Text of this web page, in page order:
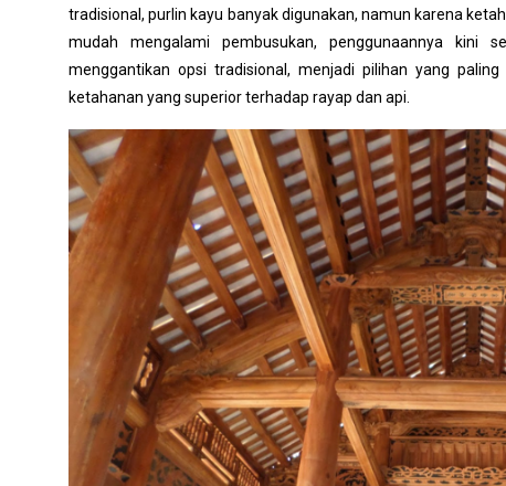
tradisional, purlin kayu banyak digunakan, namun karena
mudah mengalami pembusukan, penggunaannya kini
menggantikan opsi tradisional, menjadi pilihan yang
ketahanan yang superior terhadap rayap dan api.